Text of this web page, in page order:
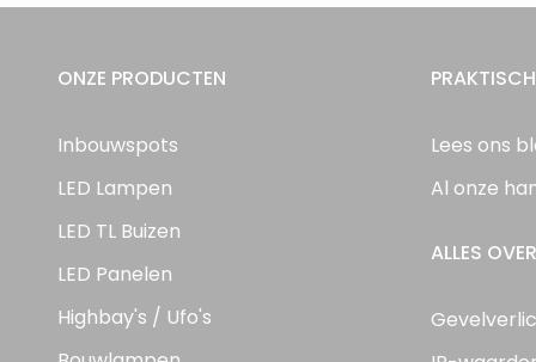
ONZE PRODUCTEN
Inbouwspots
LED Lampen
LED TL Buizen
LED Panelen
Highbay's / Ufo's
Lees ons
Al onze
ALLES